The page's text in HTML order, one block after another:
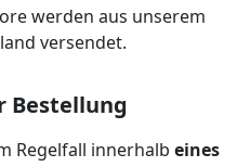
werden aus unserem
versendet.
Bestellung
Regelfall innerhalb eines